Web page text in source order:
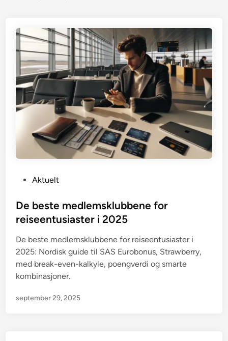
s
t
d
i
n
Aktuelt
De beste medlemsklubbene for
reiseentusiaster i 2025
De beste medlemsklubbene for reiseentusiaster i
2025: Nordisk guide til SAS Eurobonus, Strawberry,
med break-even-kalkyle, poengverdi og smarte
kombinasjoner.
september 29, 2025